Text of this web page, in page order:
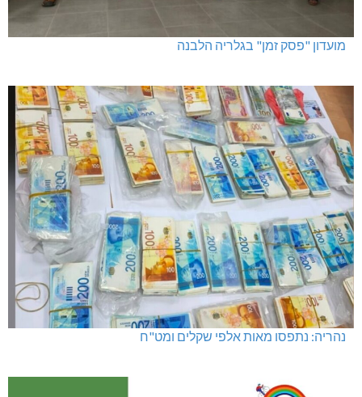
מועדון "פסק זמן" בגלריה הלבנה
נהריה: נתפסו מאות אלפי שקלים ומט"ח